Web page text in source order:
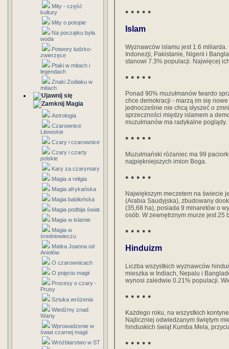
Mity - część
kultury
Mity o potopie
Na początku była
woda
Potwory ludzko-
zwierzęce
Ptaki w mitach i
legendach
Znaki Zodiaku w
mitach
Magia
Astrologia
Czarownice
Litewskie
Czary i czarownice
Czary i czarty
polskie
Kary za czarymary
Magia a religia
Magia afrykańska
Magia babilońska
Magia podbija świat
Magia w islamie
Magia w
średniowieczu
Matka Joanna od
Aniołów
O czarownicach
O pojęciu magii
Procesy o czary -
Prusy
Sztuka wróżenia
Wiedźmy znad
Warty
Wprowadzenie w
świat czarnej magii
Wróżbiarstwo w ST
• • • • •
Islam
Wyznawców islamu jest 1.6
Indonezji, Pakistanie, Nigerii i
stanowi 7.3% populacji. Najwięcej
• • • • •
Ponad 90% muzułmanów twardo
chce demokracji - marzą im się
jednocześnie nie chcą słyszeć o
sprzeczności między islamem a
muzułmanów ma radykalne
• • • • •
Muzułmański różaniec ma 99
najpiękniejszych imion Boga.
• • • • •
Największym meczetem na świecie
(Arabia Saudyjska), zbudowany
(35,68 ha), posiada 9 minaretów o
osób. W zewnętrznym murze jest 25
• • • • •
Hinduizm
Liczba wszystkich wyznawców
mieszka w Indiach, Nepalu i
wynosi zaledwie 0.21% populacji.
• • • • •
Każdego roku, na wszystkich
Najliczniej odwiedzanym świętym
hinduskich świąt Kumba Mela,
• • • • •